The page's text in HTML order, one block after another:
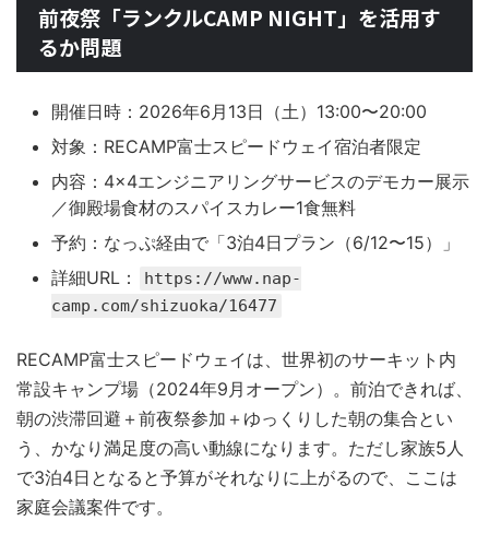
前夜祭「ランクルCAMP NIGHT」を活用す
るか問題
開催日時：2026年6月13日（土）13:00〜20:00
対象：RECAMP富士スピードウェイ宿泊者限定
内容：4×4エンジニアリングサービスのデモカー展示
／御殿場食材のスパイスカレー1食無料
予約：なっぷ経由で「3泊4日プラン（6/12〜15）」
詳細URL：
https://www.nap-
camp.com/shizuoka/16477
RECAMP富士スピードウェイは、世界初のサーキット内
常設キャンプ場（2024年9月オープン）。前泊できれば、
朝の渋滞回避＋前夜祭参加＋ゆっくりした朝の集合とい
う、かなり満足度の高い動線になります。ただし家族5人
で3泊4日となると予算がそれなりに上がるので、ここは
家庭会議案件です。